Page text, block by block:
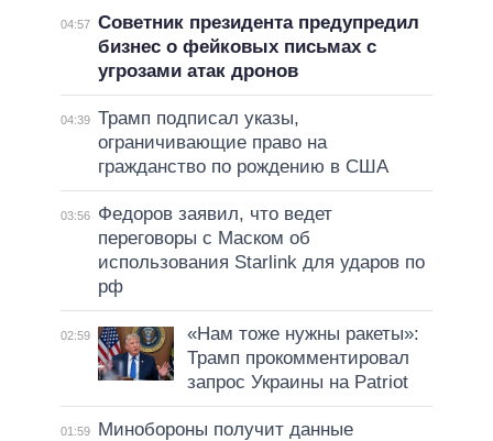
04:57 Советник президента предупредил
бизнес о фейковых письмах с
угрозами атак дронов
04:39 Трамп подписал указы,
ограничивающие право на
гражданство по рождению в США
03:56
Федоров заявил, что ведет
переговоры с Маском об
использования Starlink для ударов по
рф
02:59
«Нам тоже нужны ракеты»:
Трамп прокомментировал
запрос Украины на Patriot
01:59
Минобороны получит данные